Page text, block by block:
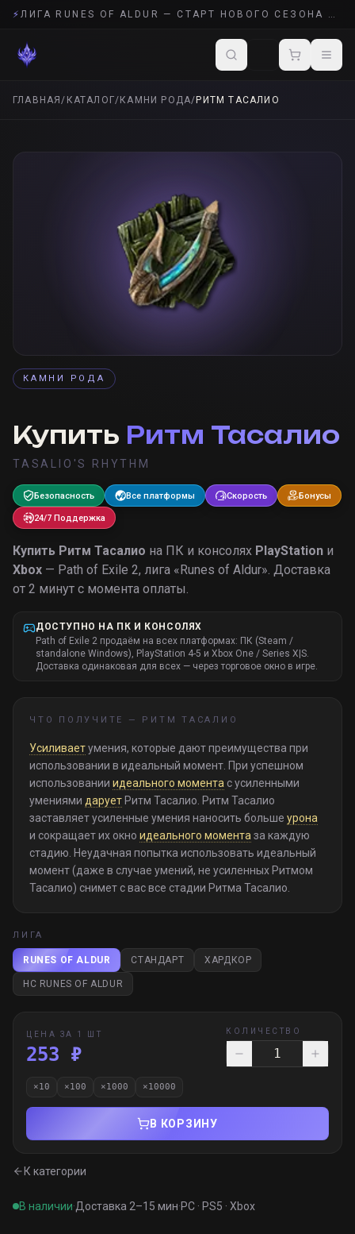
⚡ ЛИГА RUNES OF ALDUR — СТАРТ НОВОГО СЕЗОНА POE 2
ГЛАВНАЯ/ КАТАЛОГ/ КАМНИ РОДА/ РИТМ ТАСАЛИО
КАМНИ РОДА
Купить Ритм Тасалио
TASALIO'S RHYTHM
Безопасность Все платформы Скорость Бонусы
24/7 Поддержка
Купить Ритм Тасалио на ПК и консолях PlayStation и
Xbox — Path of Exile 2, лига «Runes of Aldur». Доставка
от 2 минут с момента оплаты.
ДОСТУПНО НА ПК И КОНСОЛЯХ
Path of Exile 2 продаём на всех платформах: ПК (Steam /
standalone Windows), PlayStation 4-5 и Xbox One / Series X|S.
Доставка одинаковая для всех — через торговое окно в игре.
ЧТО ПОЛУЧИТЕ — РИТМ ТАСАЛИО
Усиливаетумения, которые дают преимущества при
использовании в идеальный момент. При успешном
использовании идеального момента с усиленными
умениями дарует Ритм Тасалио. Ритм Тасалио
заставляет усиленные умения наносить больше урона
и сокращает их окно идеального момента за каждую
стадию. Неудачная попытка использовать идеальный
момент (даже в случае умений, не усиленных Ритмом
Тасалио) снимет с вас все стадии Ритма Тасалио.
ЛИГА
RUNES OF ALDUR СТАНДАРТ ХАРДКОР
HC RUNES OF ALDUR
ЦЕНА ЗА 1 ШТ
253 ₽
КОЛИЧЕСТВО
×10 ×100 ×1000 ×10000
В КОРЗИНУ
К категории
В наличии·Доставка 2–15 мин·PC · PS5 · Xbox